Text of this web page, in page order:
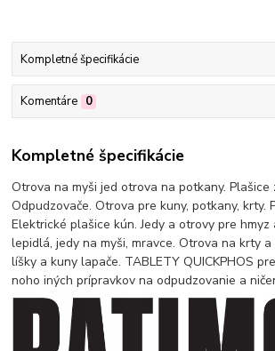
Kompletné špecifikácie
Komentáre 0
Kompletné špecifikácie
Otrova na myši jed otrova na potkany. Plašice
Odpudzovače. Otrova pre kuny, potkany, krty.
Elektrické plašice kún. Jedy a otrovy pre hmyz
lepidlá, jedy na myši, mravce. Otrova na krty
líšky a kuny lapače. TABLETY QUICKPHOS
noho iných prípravkov na odpudzovanie a